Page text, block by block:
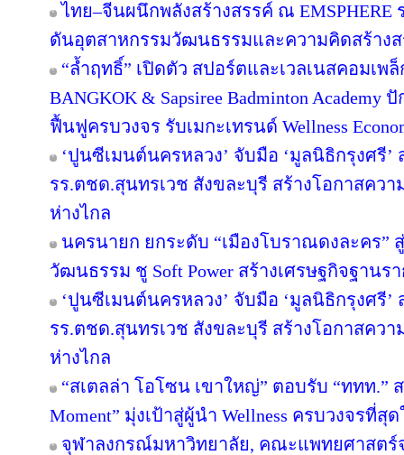
ไทย–จีนผนึกพลังสร้างสรรค์ ณ
ดันอุตสาหกรรมวัฒนธรรมและความคิดสร้างส
“ล้ำฤทธิ์” เปิดตัว สปอร์ตและเวลเนสคอมเพ
BANGKOK & Sapsiree Badminton
ฟื้นฟูครบวงจร รับเมกะเทรนด์ Wellness
‘ปูนซีเมนต์นครหลวง’ จับมือ ‘มูลนิธิกรุงศรี’
รร.ตชด.สุนทรเวช สังขละบุรี สร้างโอกาสคว
ห่างไกล
นครนายก ยกระดับ “เมืองโบราณดงละคร”
วัฒนธรรม ชู Soft Power สร้างเศรษฐกิจฐาน
‘ปูนซีเมนต์นครหลวง’ จับมือ ‘มูลนิธิกรุงศรี’
รร.ตชด.สุนทรเวช สังขละบุรี สร้างโอกาสคว
ห่างไกล
“สเตลล่า โอโซน เขาใหญ่” ตอบรับ “ททท.” ส
Moment” มุ่งเป้าสู่ผู้นำ Wellness ครบวงจรที่
จุฬาลงกรณ์มหาวิทยาลัย, คณะแพทยศาสตร์